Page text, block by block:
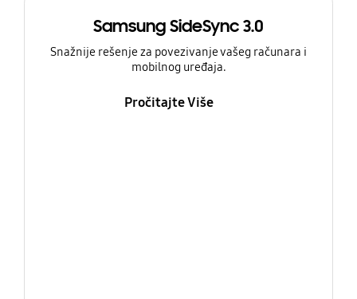
Samsung SideSync 3.0
Snažnije rešenje za povezivanje vašeg računara i
mobilnog uređaja.
Pročitajte Više